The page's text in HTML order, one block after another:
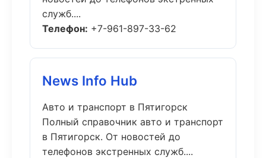
служб....
Телефон: +7-961-897-33-62
News Info Hub
Авто и транспорт в Пятигорск
Полный справочник авто и транспорт
в Пятигорск. От новостей до
телефонов экстренных служб....